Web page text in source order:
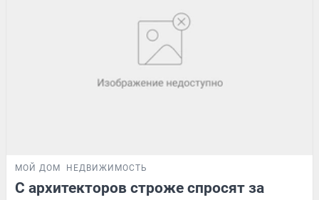
МОЙ ДОМ НЕДВИЖИМОСТЬ
С архитекторов строже спросят за